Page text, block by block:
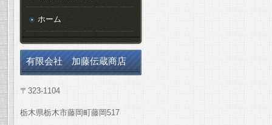
ホーム
有限会社 加藤伝蔵商店
〒323-1104
栃木県栃木市藤岡町藤岡517